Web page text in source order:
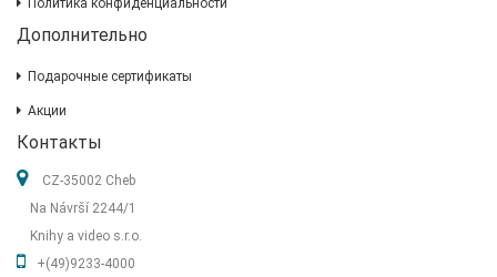
Политика конфиденциальности
Дополнительно
Подарочные сертификаты
Акции
Контакты
CZ-35002 Cheb
Na Návrší 2244/1
Knihy a video s.r.o.
+(49)9233-4000